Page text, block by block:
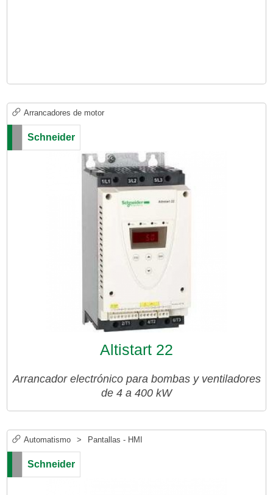
Arrancadores de motor
Altistart 22
Arrancador electrónico para bombas y ventiladores
de 4 a 400 kW
Schneider
Automatismo > Pantallas - HMI
Schneider